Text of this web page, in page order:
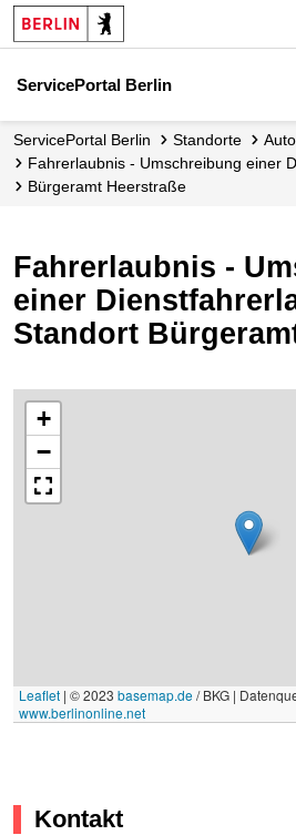
ServicePortal Berlin
ServicePortal Berlin Standorte
Fahrerlaubnis - Umschreibung einer
Bürgeramt Heerstraße
Fahrerlaubnis -
einer
Standort
+
−
Leaflet | © 2023 basemap.de/ BKG |
www.berlinonline.net
Kontakt